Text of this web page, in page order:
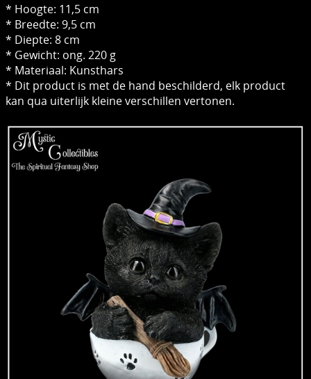
* Hoogte: 11,5 cm
* Breedte: 9,5 cm
* Diepte: 8 cm
* Gewicht: ong. 220 g
* Materiaal: Kunsthars
* Dit product is met de hand beschilderd, elk product
kan qua uiterlijk kleine verschillen vertonen.